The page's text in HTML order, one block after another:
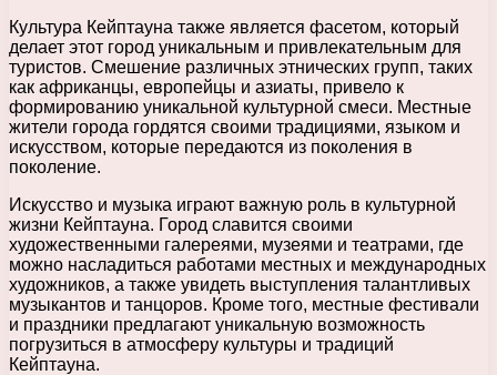
Культура Кейптауна также является фасетом, который
делает этот город уникальным и привлекательным для
туристов. Смешение различных этнических групп, таких
как африканцы, европейцы и азиаты, привело к
формированию уникальной культурной смеси. Местные
жители города гордятся своими традициями, языком и
искусством, которые передаются из поколения в
поколение.
Искусство и музыка играют важную роль в культурной
жизни Кейптауна. Город славится своими
художественными галереями, музеями и театрами, где
можно насладиться работами местных и международных
художников, а также увидеть выступления талантливых
музыкантов и танцоров. Кроме того, местные фестивали
и праздники предлагают уникальную возможность
погрузиться в атмосферу культуры и традиций
Кейптауна.